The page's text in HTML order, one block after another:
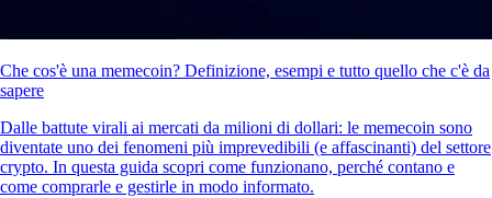
Che cos'è una memecoin? Definizione, esempi e tutto quello che c'è da
sapere
Dalle battute virali ai mercati da milioni di dollari: le memecoin sono
diventate uno dei fenomeni più imprevedibili (e affascinanti) del settore
crypto. In questa guida scopri come funzionano, perché contano e
come comprarle e gestirle in modo informato.